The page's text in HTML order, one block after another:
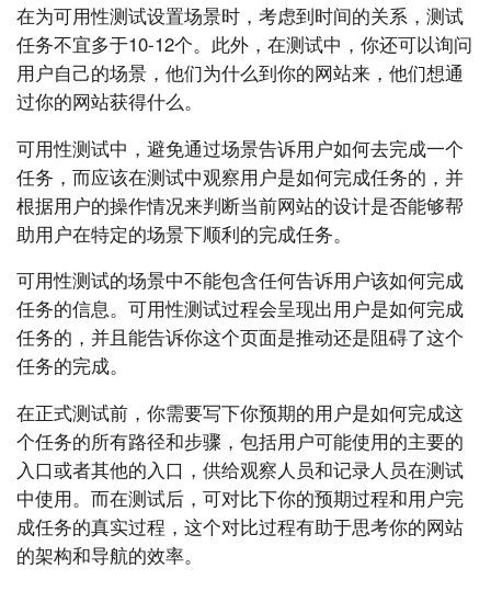
在为可用性测试设置场景时，考虑到时间的关系，测试
任务不宜多于10-12个。此外，在测试中，你还可以询问
用户自己的场景，他们为什么到你的网站来，他们想通
过你的网站获得什么。
可用性测试中，避免通过场景告诉用户如何去完成一个
任务，而应该在测试中观察用户是如何完成任务的，并
根据用户的操作情况来判断当前网站的设计是否能够帮
助用户在特定的场景下顺利的完成任务。
可用性测试的场景中不能包含任何告诉用户该如何完成
任务的信息。可用性测试过程会呈现出用户是如何完成
任务的，并且能告诉你这个页面是推动还是阻碍了这个
任务的完成。
在正式测试前，你需要写下你预期的用户是如何完成这
个任务的所有路径和步骤，包括用户可能使用的主要的
入口或者其他的入口，供给观察人员和记录人员在测试
中使用。而在测试后，可对比下你的预期过程和用户完
成任务的真实过程，这个对比过程有助于思考你的网站
的架构和导航的效率。